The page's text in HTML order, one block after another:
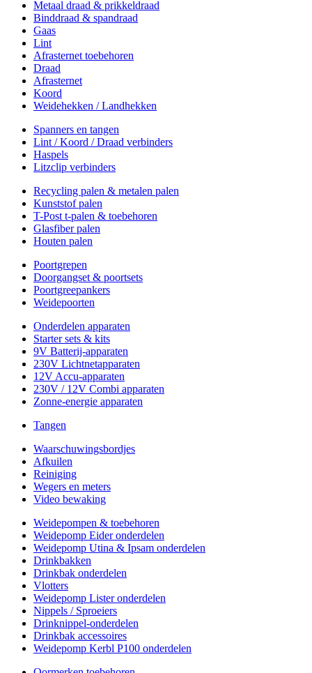
Metaal draad & prikkeldraad
Binddraad & spandraad
Gaas
Lint
Afrasternet toebehoren
Draad
Afrasternet
Koord
Weidehekken / Landhekken
Spanners en tangen
Lint / Koord / Draad verbinders
Haspels
Litzclip verbinders
Recycling palen & metalen palen
Kunststof palen
T-Post t-palen & toebehoren
Glasfiber palen
Houten palen
Poortgrepen
Doorgangset & poortsets
Poortgreepankers
Weidepoorten
Onderdelen apparaten
Starter sets & kits
9V Batterij-apparaten
230V Lichtnetapparaten
12V Accu-apparaten
230V / 12V Combi apparaten
Zonne-energie apparaten
Tangen
Waarschuwingsbordjes
Afkuilen
Reiniging
Wegers en meters
Video bewaking
Weidepompen & toebehoren
Weidepomp Eider onderdelen
Weidepomp Utina & Ipsam onderdelen
Drinkbakken
Drinkbak onderdelen
Vlotters
Weidepomp Lister onderdelen
Nippels / Sproeiers
Drinknippel-onderdelen
Drinkbak accessoires
Weidepomp Kerbl P100 onderdelen